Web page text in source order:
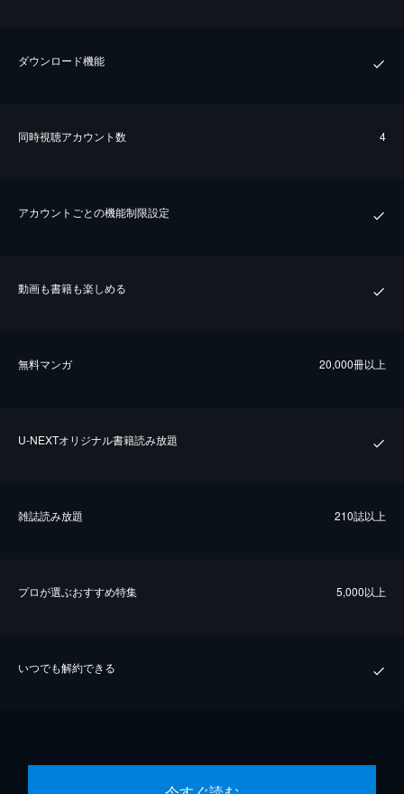
ダウンロード機能
同時視聴アカウント数 4
アカウントごとの機能制限設定
動画も書籍も楽しめる
無料マンガ 20,000冊以上
U-NEXTオリジナル書籍読み放題
雑誌読み放題 210誌以上
プロが選ぶおすすめ特集 5,000以上
いつでも解約できる